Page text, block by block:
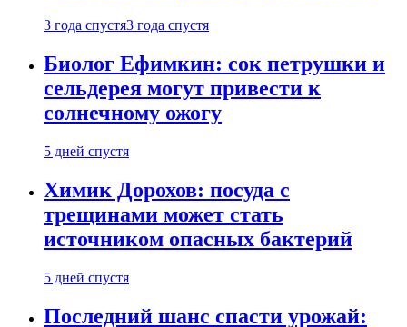
3 года спустя3 года спустя
Биолог Ефимкин: сок петрушки и
сельдерея могут привести к
солнечному ожогу
5 дней спустя
Химик Дорохов: посуда с
трещинами может стать
источником опасных бактерий
5 дней спустя
Последний шанс спасти урожай: